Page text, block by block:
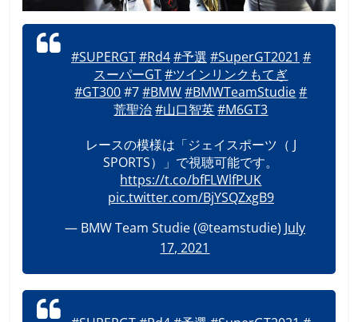
#SUPERGT#Rd4#予選 #SuperGT2021 #
スーパーGT #ツインリンクもてぎ
#GT300#7#BMW #BMWTeamStudie #
荒聖治 #山口智英 #M6GT3
レースの模様は「ジェイスポーツ（ J
SPORTS）」で視聴可能です。
https://t.co/bfFLWlfPUK
pic.twitter.com/BjYSQZxgB9
— BMW Team Studie (@teamstudie) July
17, 2021